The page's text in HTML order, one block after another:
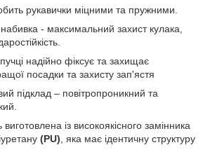
рукавички міцними та пружними.
- максимальний захист кулака,
надійно фіксує та захищає
посадки та захисту зап'ястя
підклад – повітропроникний та
із високоякісного замінника
(PU) , яка має ідентичну структуру